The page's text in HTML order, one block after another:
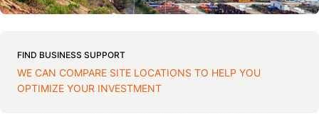
FIND BUSINESS SUPPORT
WE CAN COMPARE SITE LOCATIONS TO HELP YOU
OPTIMIZE YOUR INVESTMENT